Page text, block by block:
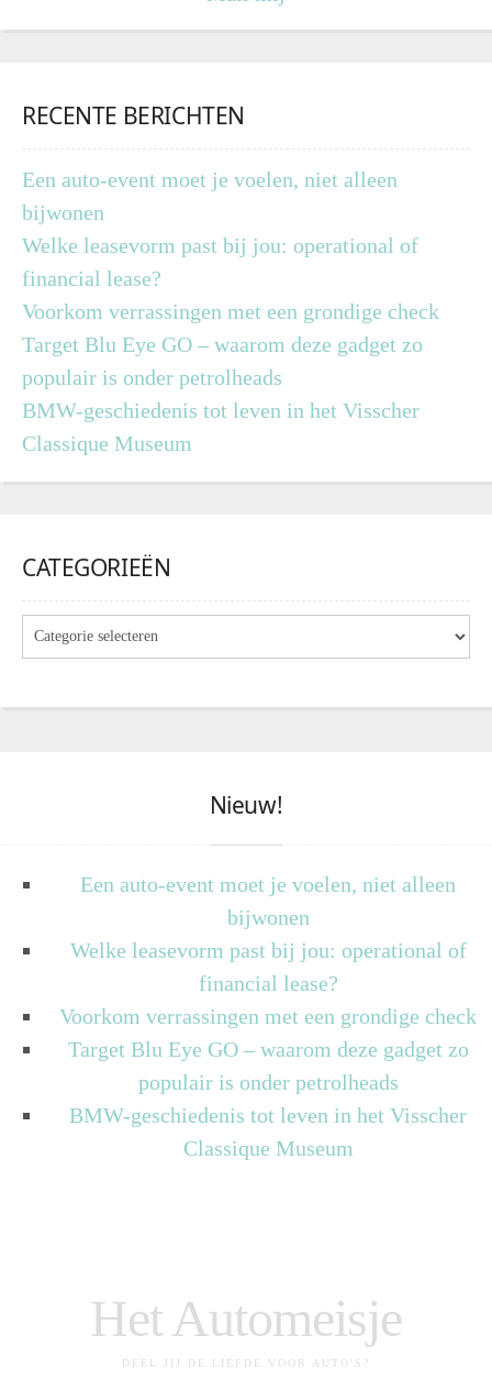
RECENTE BERICHTEN
Een auto-event moet je voelen, niet alleen
bijwonen
Welke leasevorm past bij jou: operational of
financial lease?
Voorkom verrassingen met een grondige check
Target Blu Eye GO – waarom deze gadget zo
populair is onder petrolheads
BMW-geschiedenis tot leven in het Visscher
Classique Museum
CATEGORIEËN
Nieuw!
Een auto-event moet je voelen, niet alleen
bijwonen
Welke leasevorm past bij jou: operational of
financial lease?
Voorkom verrassingen met een grondige check
Target Blu Eye GO – waarom deze gadget zo
populair is onder petrolheads
BMW-geschiedenis tot leven in het Visscher
Classique Museum
Het Automeisje
DEEL JIJ DE LIEFDE VOOR AUTO'S?